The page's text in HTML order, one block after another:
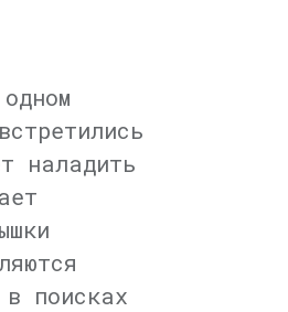
наладить
поисках